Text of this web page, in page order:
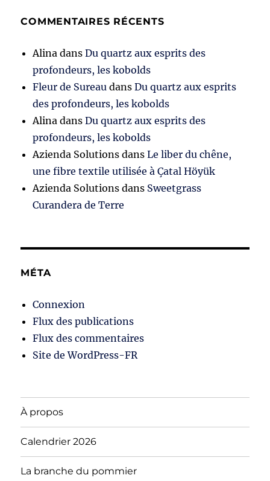
COMMENTAIRES RÉCENTS
Alina dansDu quartz aux esprits des
profondeurs, les kobolds
Fleur de Sureau dansDu quartz aux esprits
des profondeurs, les kobolds
Alina dansDu quartz aux esprits des
profondeurs, les kobolds
Azienda Solutions dansLe liber du chêne,
une fibre textile utilisée à Çatal Höyük
Azienda Solutions dans Sweetgrass
Curandera de Terre
MÉTA
Connexion
Flux des publications
Flux des commentaires
Site de WordPress-FR
À propos
Calendrier 2026
La branche du pommier